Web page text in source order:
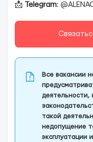
📩 Telegram:
Все вакансии
такой
недопущение
эксплуатации